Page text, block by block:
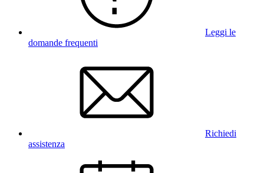
Leggi le
domande frequenti
Richiedi
assistenza